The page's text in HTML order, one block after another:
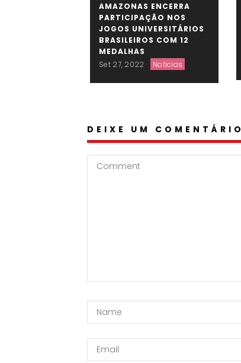
AMAZONAS ENCERRA
PARTICIPAÇÃO NOS
JOGOS UNIVERSITÁRIOS
BRASILEIROS COM 12
MEDALHAS
Set 27, 2022
Notícias
DEIXE UM COMENTÁRIO